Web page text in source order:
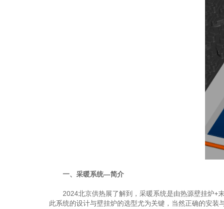
一、采暖系统—简介
2024北京供热展了解到，采暖系统是由热源壁挂炉+末
此系统的设计与壁挂炉的选型尤为关键，当然正确的安装